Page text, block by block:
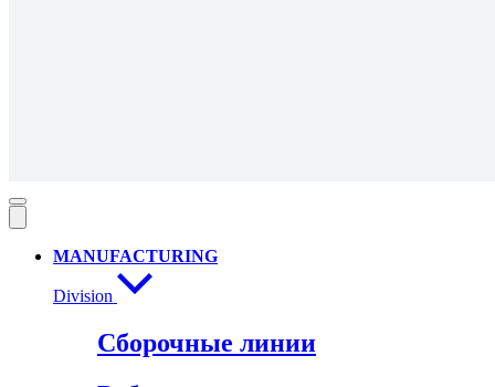
MANUFACTURING
Division
Сборочные линии